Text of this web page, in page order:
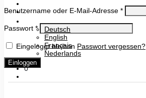
Kontakt
Deutsch
English
Français
Nederlands
0
Benutzername oder E-Mail-Adresse *
Passwort *
Eingeloggt bleiben Passwort vergessen?
Einloggen